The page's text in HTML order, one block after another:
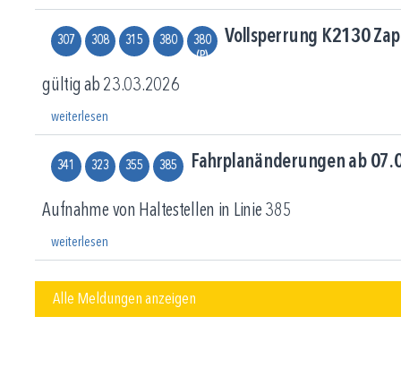
307 308 315 380
380
(P)
Vollsperrung K2130
gültig ab 23.03.2026
weiterlesen
341 323 355 385 Fahrplanänderungen ab
Aufnahme von Haltestellen in Linie 385
weiterlesen
Alle Meldungen anzeigen